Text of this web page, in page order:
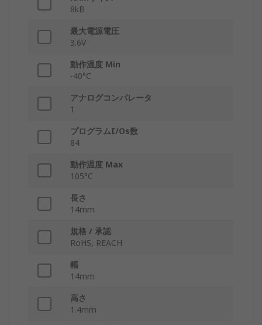
8kB
最大電源電圧
3.6V
動作温度 Min
-40°C
アナログコンパレータ
1
プログラムI/Os数
84
動作温度 Max
105°C
長さ
14mm
規格 / 承認
RoHS, REACH
幅
14mm
高さ
1.4mm